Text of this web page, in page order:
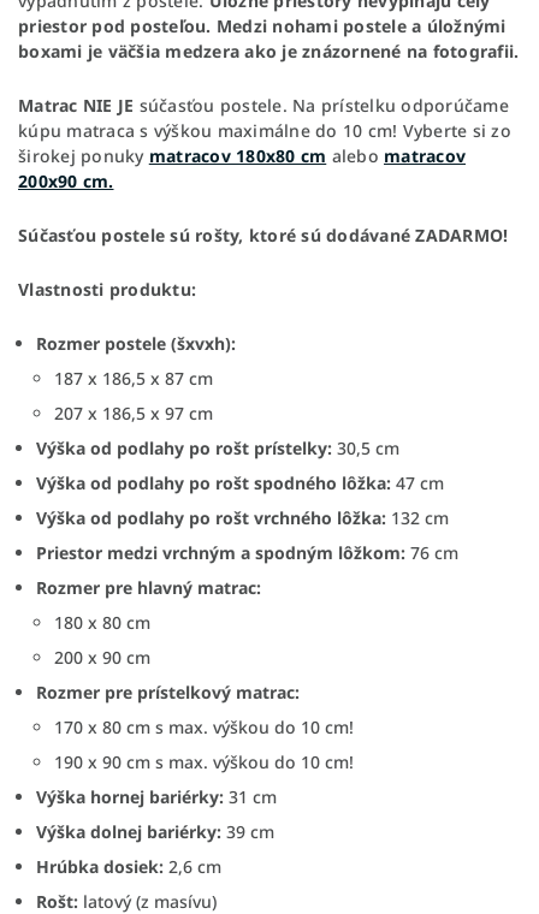
priestor pod posteľou. Medzi nohami postele a úložnými
boxami je väčšia medzera ako je znázornené na fotografii.
Matrac NIE JE súčasťou postele. Na prístelku odporúčame
kúpu matraca s výškou maximálne do 10 cm! Vyberte si zo
širokej ponuky matracov 180x80 cm alebo matracov
200x90 cm.
Súčasťou postele sú rošty, ktoré sú dodávané ZADARMO!
Vlastnosti produktu:
Rozmer postele (šxvxh):
187 x 186,5 x 87 cm
207 x 186,5 x 97 cm
Výška od podlahy po rošt prístelky: 30,5 cm
Výška od podlahy po rošt spodného lôžka: 47 cm
Výška od podlahy po rošt vrchného lôžka: 132 cm
Priestor medzi vrchným a spodným lôžkom: 76 cm
Rozmer pre hlavný matrac:
180 x 80 cm
200 x 90 cm
Rozmer pre prístelkový matrac:
170 x 80 cm s max. výškou do 10 cm!
190 x 90 cm s max. výškou do 10 cm!
Výška hornej bariérky: 31 cm
Výška dolnej bariérky: 39 cm
Hrúbka dosiek: 2,6 cm
Rošt: latový (z masívu)